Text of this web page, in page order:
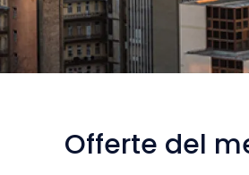
/Voli da Romania a
Offerte del